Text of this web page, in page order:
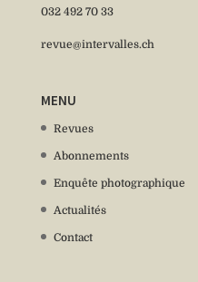
032 492 70 33
revue@intervalles.ch
MENU
Revues
Abonnements
Enquête photographique
Actualités
Contact